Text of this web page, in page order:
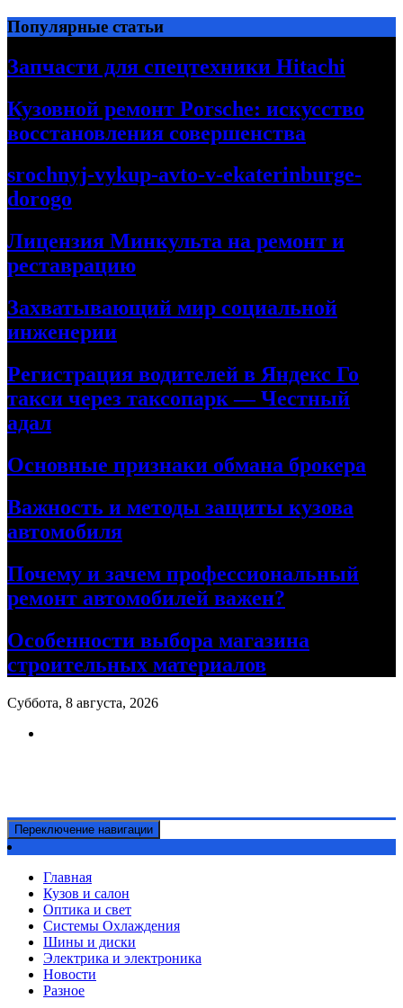
Перейти
к
содержимому
Популярные статьи
Запчасти для спецтехники Hitachi
Кузовной ремонт Porsche: искусство
восстановления совершенства
srochnyj-vykup-avto-v-ekaterinburge-
dorogo
Лицензия Минкульта на ремонт и
реставрацию
Захватывающий мир социальной
инженерии
Регистрация водителей в Яндекс Го
такси через таксопарк — Честный
адал
Основные признаки обмана брокера
Важность и методы защиты кузова
автомобиля
Почему и зачем профессиональный
ремонт автомобилей важен?
Особенности выбора магазина
строительных материалов
Суббота, 8 августа, 2026
Переключение навигации
Главная
Кузов и салон
Оптика и свет
Системы Охлаждения
Шины и диски
Электрика и электроника
Новости
Разное